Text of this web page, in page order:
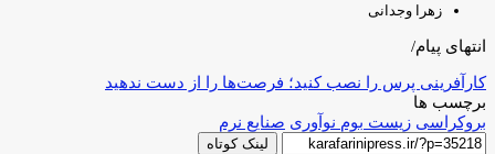
زهرا وجدانی
انتهای پیام/
کارآفرینی پرس را نصب کنید؛ فرصت‌ها را از دست ندهید
برچسب ها
بروکراسی زیست بوم نوآوری صنایع نرم
لینک کوتاه